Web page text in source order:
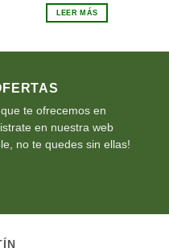
original
era:
€5.60.
actual
€5.04.
LEER MÁS
te ofrecemos en
en nuestra web
no te quedes sin ellas!